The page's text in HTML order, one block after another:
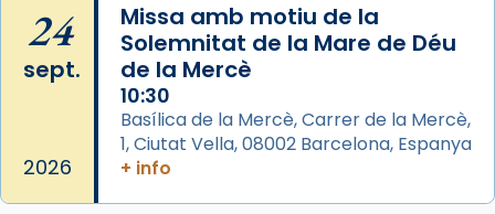
Foto
View on Facebook · Share
24
sept.
2026
Missa amb motiu de la
Solemnitat de la Mare de Déu
de la Mercè
10:30
Basílica de la Mercè, Carrer de la Mercè,
1, Ciutat Vella, 08002 Barcelona, Espanya
+ info